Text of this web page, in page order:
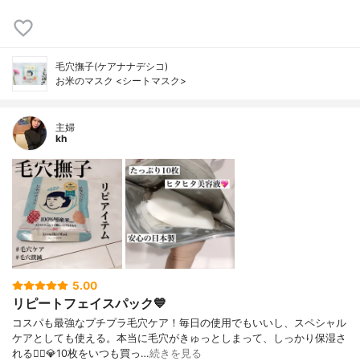
毛穴撫子(ケアナナデシコ)
お米のマスク <シートマスク>
主婦
kh
5.00
リピートフェイスパック💙
コスパも最強なプチプラ毛穴ケア！毎日の使用でもいいし、スペシャル
ケアとしても使える。本当に毛穴がきゅっとしまって、しっかり保湿さ
れる🙆‍♀️💎10枚をいつも買っ…続きを見る